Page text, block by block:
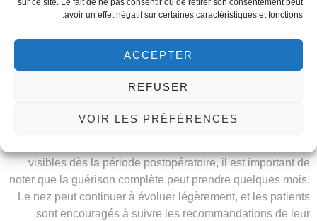
sur ce site. Le fait de ne pas consentir ou de retirer son consentement peut
avoir un effet négatif sur certaines caractéristiques et fonctions.
ACCEPTER
REFUSER
VOIR LES PRÉFÉRENCES
impact positif sur l’harmonie de leur visage. La satisfaction
Le temps nécessaire pour
apprécier les résultats définitifs
visibles dès la période postopératoire, il est important de
noter que la guérison complète peut prendre quelques mois.
Le nez peut continuer à évoluer légèrement, et les patients
sont encouragés à suivre les recommandations de leur